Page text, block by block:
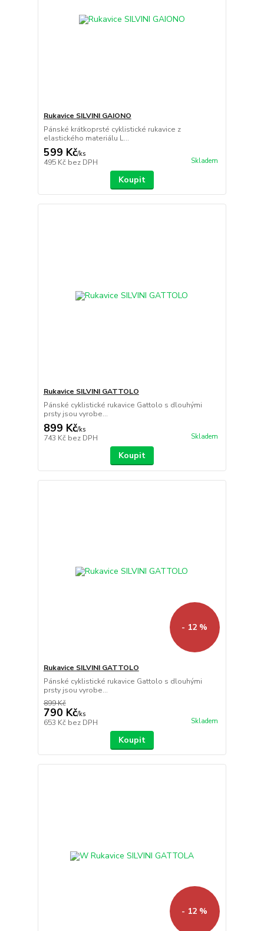
Rukavice SILVINI GAIONO
Pánské krátkoprsté cyklistické rukavice z
elastického materiálu L...
599 Kč/ks
495 Kč bez DPH Skladem
Koupit
Rukavice SILVINI GATTOLO
Pánské cyklistické rukavice Gattolo s dlouhými
prsty jsou vyrobe...
899 Kč/ks
743 Kč bez DPH Skladem
Koupit
- 12 %
Rukavice SILVINI GATTOLO
Pánské cyklistické rukavice Gattolo s dlouhými
prsty jsou vyrobe...
899 Kč
790 Kč/ks
653 Kč bez DPH Skladem
Koupit
- 12 %